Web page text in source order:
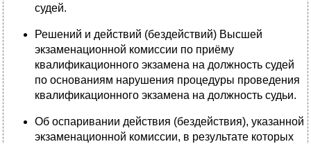
судей.
Решений и действий (бездействий) Высшей
экзаменационной комиссии по приёму
квалификационного экзамена на должность судей
по основаниям нарушения процедуры проведения
квалификационного экзамена на должность судьи.
Об оспаривании действия (бездействия), указанной
экзаменационной комиссии, в результате которых